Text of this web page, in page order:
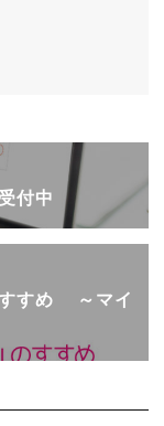
付中
すすめ ～マイ